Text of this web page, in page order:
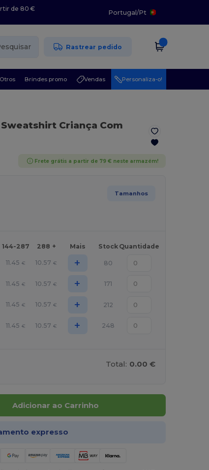
de 80 €
Portugal/Pt
Rastrear pedido
Otros Brindes promo Vendas Personaliza-o!
Criança Com
Frete grátis a partir de 79 € neste armazém!
Tamanhos
144-287 288 + Mais Stock Quantidade
11.45 € 10.57 € + 80
11.45 € 10.57 € + 171
11.45 € 10.57 € + 212
11.45 € 10.57 € + 248
Total: 0.00 €
Adicionar ao Carrinho
expresso